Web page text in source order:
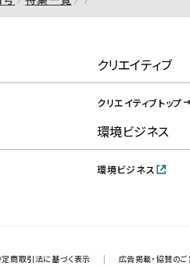
クリエイティブ
クリエイティブトップ
環境ビジネス
環境ビジネス
商取引法に基づく表示 | 広告掲載・協賛の